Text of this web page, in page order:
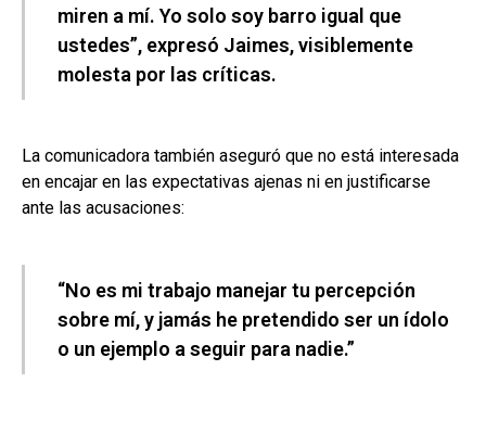
miren a mí. Yo solo soy barro igual que
ustedes”, expresó Jaimes, visiblemente
molesta por las críticas.
La comunicadora también aseguró que no está interesada
en encajar en las expectativas ajenas ni en justificarse
ante las acusaciones:
“No es mi trabajo manejar tu percepción
sobre mí, y jamás he pretendido ser un ídolo
o un ejemplo a seguir para nadie.”